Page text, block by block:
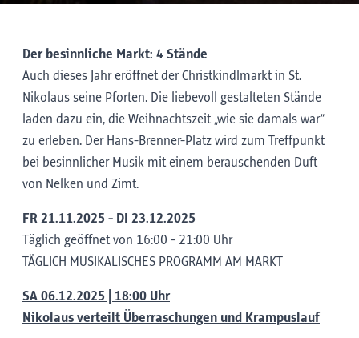
Der besinnliche Markt: 4 Stände
Auch dieses Jahr eröffnet der Christkindlmarkt in St.
Nikolaus seine Pforten. Die liebevoll gestalteten Stände
laden dazu ein, die Weihnachtszeit „wie sie damals war“
zu erleben. Der Hans-Brenner-Platz wird zum Treffpunkt
bei besinnlicher Musik mit einem berauschenden Duft
von Nelken und Zimt.
FR 21.11.2025 - DI 23.12.2025
Täglich geöffnet von 16:00 - 21:00 Uhr
TÄGLICH MUSIKALISCHES PROGRAMM AM MARKT
SA 06.12.2025 | 18:00 Uhr
Nikolaus verteilt Überraschungen und Krampuslauf